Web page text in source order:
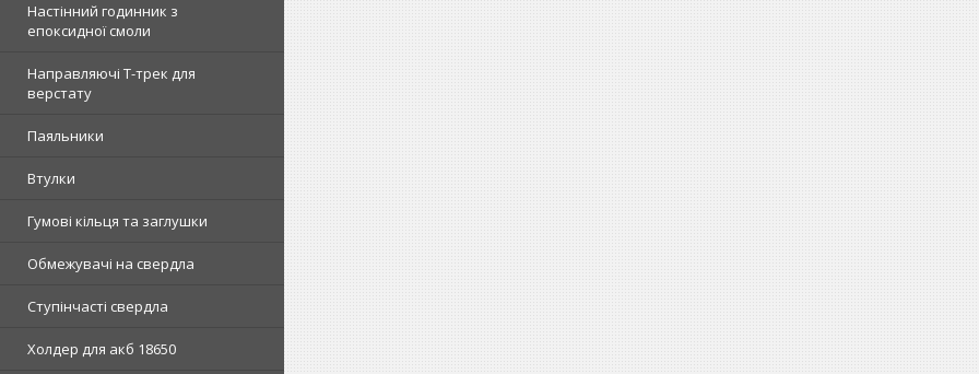
Настінний годинник з
епоксидної смоли
Направляючі Т-трек для
верстату
Паяльники
Втулки
Гумові кільця та заглушки
Обмежувачі на свердла
Ступінчасті свердла
Холдер для акб 18650